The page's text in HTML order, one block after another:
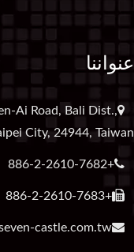
عنواننا
Ai Road, Bali Dist.,
City, 24944, Taiwan
+886-2-2610-7682
+886-2-2610-7683
castle.com.tw